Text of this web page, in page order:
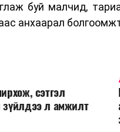
буй малчид,
анхаарал
сэтгэл
зүйлдээ л амжилт